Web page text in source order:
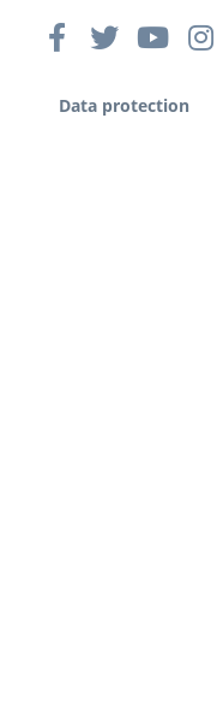
Data protection